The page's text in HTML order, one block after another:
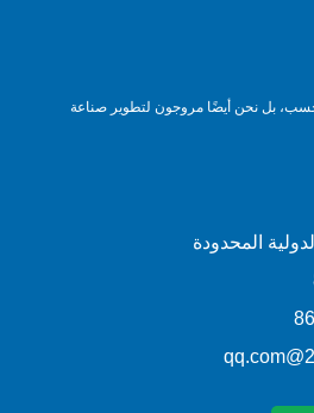
بل نحن أيضًا مروجون لتطوير صناعة